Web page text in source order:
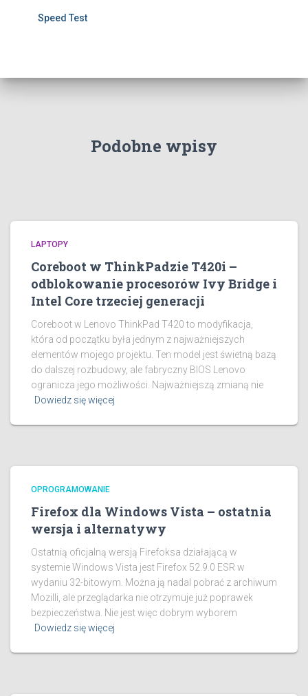
Speed Test
Podobne wpisy
LAPTOPY
Coreboot w ThinkPadzie T420i –
odblokowanie procesorów Ivy Bridge i
Intel Core trzeciej generacji
Coreboot w Lenovo ThinkPad T420 to modyfikacja,
która od początku była jednym z najważniejszych
elementów mojego projektu. Ten model jest świetną bazą
do dalszej rozbudowy, ale fabryczny BIOS Lenovo
ogranicza jego możliwości. Najważniejszą zmianą nie
Dowiedz się więcej
OPROGRAMOWANIE
Firefox dla Windows Vista – ostatnia
wersja i alternatywy
Ostatnią oficjalną wersją Firefoksa działającą w
systemie Windows Vista jest Firefox 52.9.0 ESR w
wydaniu 32-bitowym. Można ją nadal pobrać z archiwum
Mozilli, ale przeglądarka nie otrzymuje już poprawek
bezpieczeństwa. Nie jest więc dobrym wyborem
Dowiedz się więcej